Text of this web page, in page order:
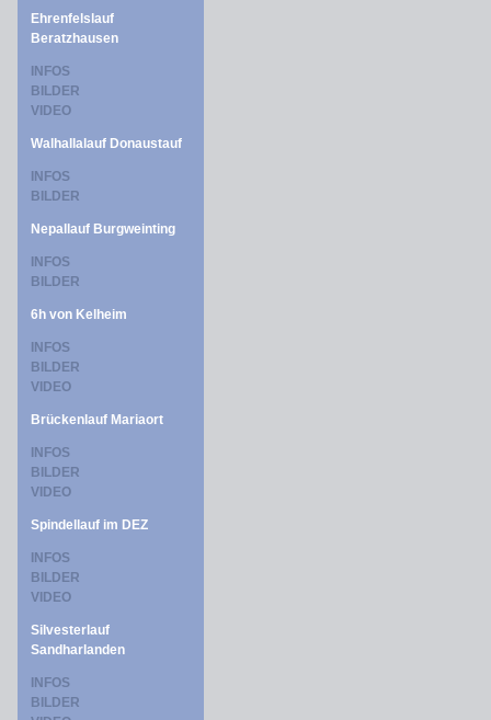
Ehrenfelslauf
Beratzhausen
INFOS
BILDER
VIDEO
Walhallalauf Donaustauf
INFOS
BILDER
Nepallauf Burgweinting
INFOS
BILDER
6h von Kelheim
INFOS
BILDER
VIDEO
Brückenlauf Mariaort
INFOS
BILDER
VIDEO
Spindellauf im DEZ
INFOS
BILDER
VIDEO
Silvesterlauf
Sandharlanden
INFOS
BILDER